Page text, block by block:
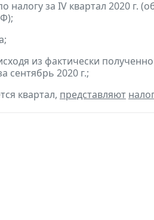
за IV квартал 2020 г.
из фактически
сентябрь 2020 г.;
квартал, представляют